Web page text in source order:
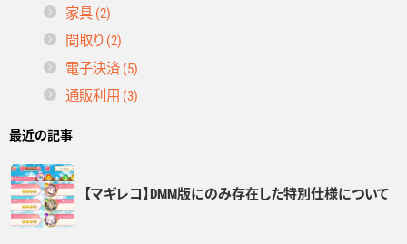
家具 (2)
間取り (2)
電子決済 (5)
通販利用 (3)
最近の記事
【マギレコ】DMM版にのみ存在した特別仕様について